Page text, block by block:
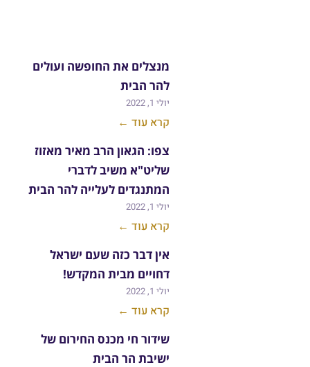
מנצלים את החופשה ועולים
להר הבית
יולי 1, 2022
קרא עוד ←
צפו: הגאון הרב מאיר מאזוז
שליט"א משיב לדברי
המתנגדים לעלייה להר הבית
יולי 1, 2022
קרא עוד ←
אין דבר כזה שעם ישראל
דחויים מבית המקדש!
יולי 1, 2022
קרא עוד ←
שידור חי מכנס החירום של
ישיבת הר הבית